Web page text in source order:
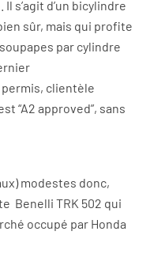
s’agit d’un bicylindre
sûr, mais qui profite
par cylindre
clientèle
“A2 approved”, sans
modestes donc,
Benelli TRK 502 qui
occupé par Honda